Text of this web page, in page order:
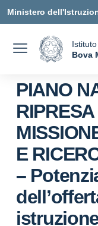
Vai ai contenuti
Vai al menu di navigazione
Vai al footer
Ministero
Bova
PIANO
E
–